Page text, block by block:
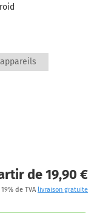
de 19,90 €
de TVA livraison gratuite